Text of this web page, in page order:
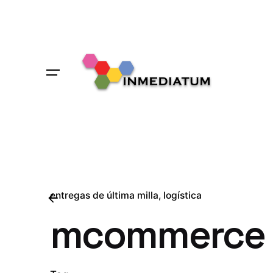
entregas de última milla logística
mcommerce